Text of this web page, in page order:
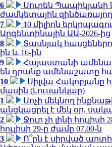
6
Սուրեն Պապիկյանի
ժամկետային
7
10 միլիոն
Արգենտինային ԱԱ-2026-ից
8
Տասնյակ
ին և 16-ին
9
Հայաստանի
են դրանք ամենաշատը
10
Սիլվա Հակոբյանը
մասին (Լուսանկար)
1
Սոչի մեկնող
անցկացրել է մեկ օր,
2
Ջուր չի լինի
հուլիսի 29-ը ժամը 07.00-ն
3
Ո՞րն է սիրված